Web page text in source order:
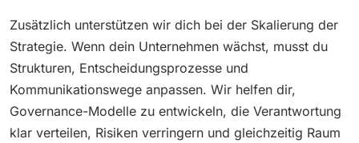
Zusätzlich unterstützen wir dich bei der Skalierung der
Strategie. Wenn dein Unternehmen wächst, musst du
Strukturen, Entscheidungsprozesse und
Kommunikationswege anpassen. Wir helfen dir,
Governance-Modelle zu entwickeln, die Verantwortung
klar verteilen, Risiken verringern und gleichzeitig Raum